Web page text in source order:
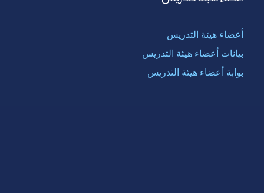
أعضاء هيئة التدريس
بيانات أعضاء هيئة التدريس
بوابة أعضاء هيئة التدريس